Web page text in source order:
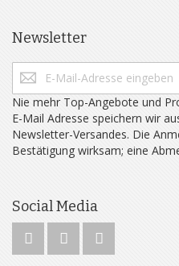
Newsletter
Nie mehr Top-Angebote und
E-Mail Adresse speichern wir
Newsletter-Versandes. Die
Bestätigung wirksam; eine
Social Media